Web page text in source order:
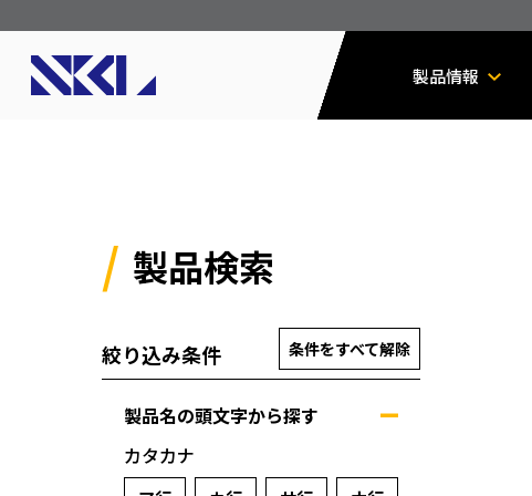
製品情報
製品検索
絞り込み条件 条件をすべて解除
製品名の頭文字から探す
カタカナ